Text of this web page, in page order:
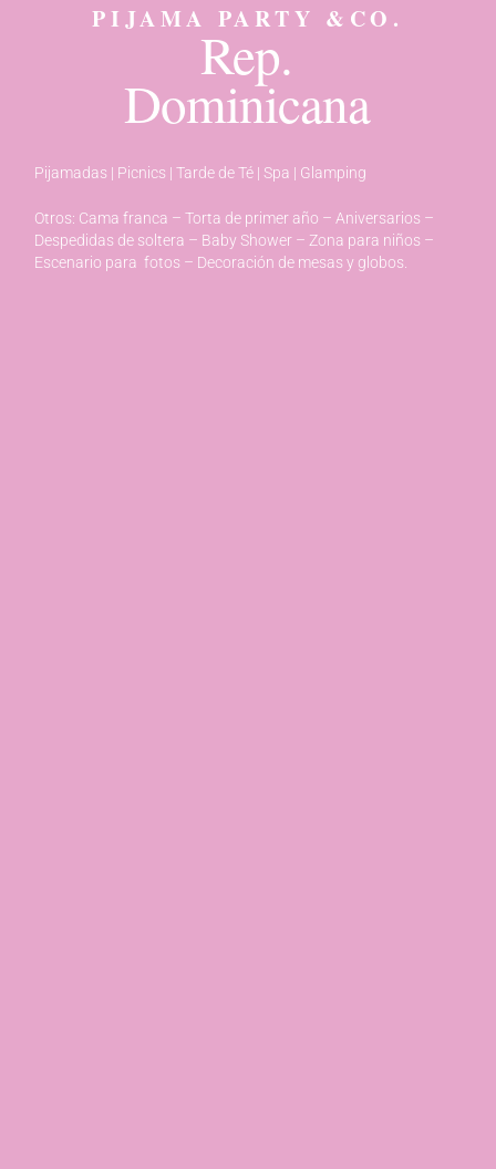
PIJAMA PARTY &CO.
Rep.
Dominicana
Pijamadas | Picnics | Tarde de Té | Spa | Glamping
Otros: Cama franca – Torta de primer año – Aniversarios –
Despedidas de soltera – Baby Shower – Zona para niños –
Escenario para fotos – Decoración de mesas y globos.